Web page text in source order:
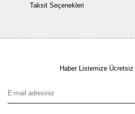
Taksit Seçenekleri
Haber Listemize Ücretsiz